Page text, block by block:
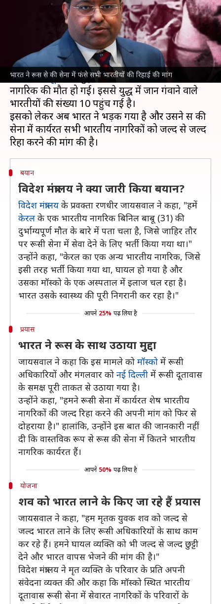
भारत ने रूस से की सेना में फंसे सभी भारतीयों की रिहाई की मांग
Jan 14, 2025 08:28 pm
की सेना में धोखे से भर्ती किए गए भारतीय नागरिकों की
मौत का सिलसिला थमने का नाम नहीं ले रहा है।
रविवार कोयूक्रेनसे युद्ध के दौरान एक और भारतीय
नागरिक की मौत हो गई। इससे युद्ध में जान गंवाने वाले
भारतीयों की संख्या 10 पहुंच गई है।
इसको लेकर अब भारत ने भड़क गया है और उसने रूस की
सेना में कार्यरत सभी भारतीय नागरिकों को जल्द से जल्द
बयान
विदेश मंत्रालय ने क्या जारी किया बयान?
विदेश मंत्रालय के प्रवक्ता रणधीर जायसवाल ने कहा, "हमें
केरल के एक भारतीय नागरिक बिनिल बाबू (31) की
दुर्भाग्यपूर्ण मौत के बारे में पता चला है, जिसे जाहिर तौर
पर रूसी सेना में सेवा देने के लिए भर्ती किया गया था।"
उन्होंने कहा, "केरल का एक अन्य भारतीय नागरिक, जिसे
इसी तरह भर्ती किया गया था, घायल हो गया है और
उसका मॉस्को के एक अस्पताल में इलाज चल रहा है।
भारत उसके स्वास्थ्य की पूरी निगरानी कर रहा है।"
आपने 25% पढ़ लिया है
प्रयास
भारत ने रूस के साथ उठाया मुद्दा
जायसवाल ने कहा कि इस मामले को मॉस्को में रूसी
अधिकारियों और मंगलवार को नई दिल्ली में रूसी दूतावास
के समक्ष पूरी ताकत से उठाया गया है।
उन्होंने कहा, "हमने रूसी सेना में कार्यरत शेष भारतीय
नागरिकों की जल्द रिहा करने की अपनी मांग को फिर से
दोहराया है।" हालांकि, उन्होंने इस बात की जानकारी नहीं
दी कि वास्तविक रूप से रूस की सेना में कितने भारतीय
नागरिक कार्यरत हैं।
आपने 50% पढ़ लिया है
योजना
शव को भारत लाने के किए जा रहे हैं प्रयास
जायसवाल ने कहा, "हम मृतक युवक शव को जल्द से
जल्द भारत लाने के लिए रूसी अधिकारियों के साथ काम
कर रहे हैं। हमने घायल व्यक्ति को भी जल्द से जल्द छुट्टी
देने और भारत वापस भेजने की मांग की है।"
विदेश मंत्रालय ने मृत व्यक्ति के परिवार के प्रति अपनी
संवेदना व्यक्त की और कहा कि मॉस्को स्थित भारतीय
दूतावास रूसी सेना में सेवारत नागरिकों के परिवारों के